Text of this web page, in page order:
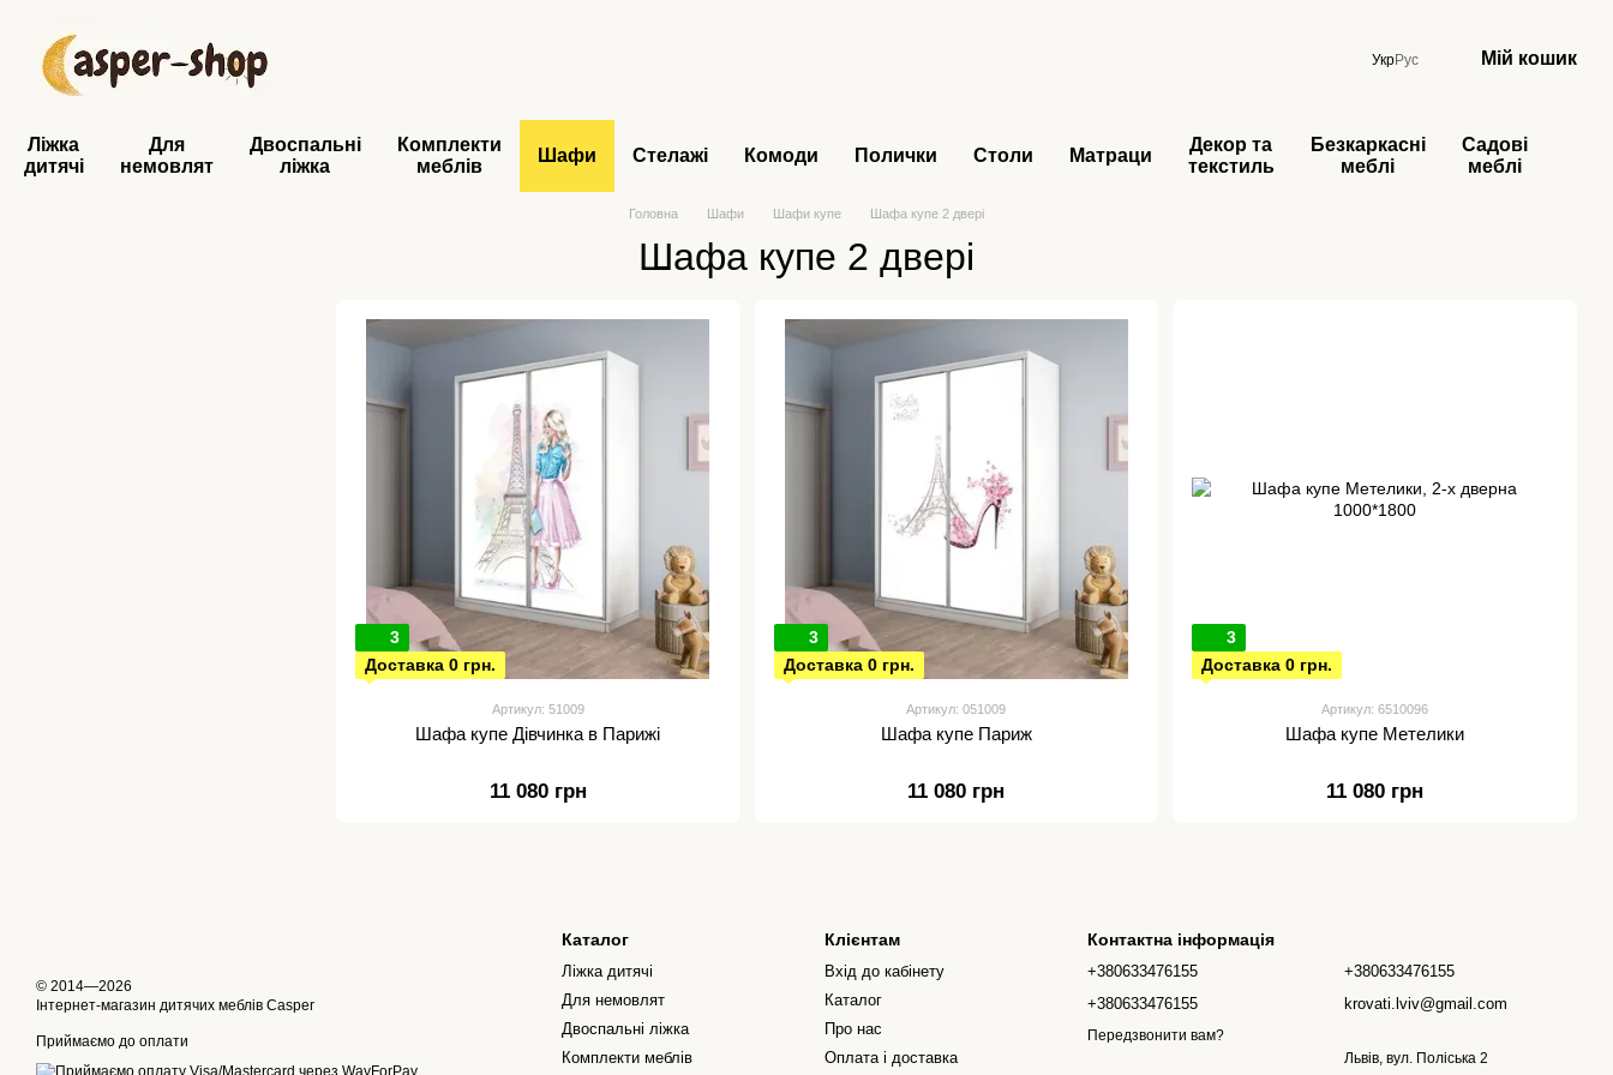
УкрРус Мій кошик
Ліжка
дитячі
Для
немовлят
Двоспальні
ліжка
Комплекти
меблів
Шафи Стелажі Комоди Полички Столи Матраци
Декор та
текстиль
Безкаркасні
меблі
Садові
меблі
Головна Шафи Шафи купе Шафа купе 2 двері
Шафа купе 2 двері
3
Доставка 0 грн.
Артикул: 51009
Шафа купе Дівчинка в Парижі
11 080 грн
3
Доставка 0 грн.
Артикул: 051009
Шафа купе Париж
11 080 грн
3
Доставка 0 грн.
Артикул: 6510096
Шафа купе Метелики
11 080 грн
© 2014—2026
Інтернет-магазин дитячих меблів Casper
Приймаємо до оплати
Каталог
Ліжка дитячі
Для немовлят
Двоспальні ліжка
Комплекти меблів
Клієнтам
Вхід до кабінету
Каталог
Про нас
Оплата і доставка
Контактна інформація
+380633476155
+380633476155
Передзвонити вам?
+380633476155
krovati.lviv@gmail.com
Львів, вул. Поліська 2